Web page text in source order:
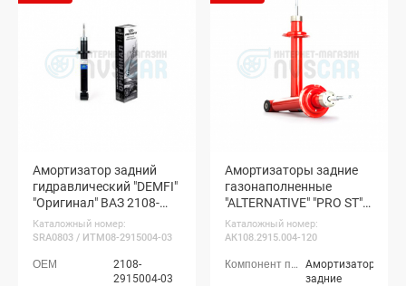
Амортизатор задний
гидравлический "DEMFI"
"Оригинал" ВАЗ 2108-
099, 2113-15 (1 шт.)
Каталожный номер:
SRA0803 / ИТМ08-2915004-03
2108-
2915004-03
Амортизаторы задние
газонаполненные
"ALTERNATIVE" "PRO ST"
ВАЗ 2108-099, 2113-15 (с
занижением -120 мм)
Каталожный номер:
АК108.2915.004-120
Амортизаторы
задние